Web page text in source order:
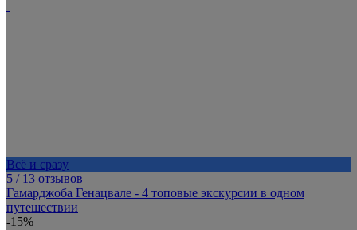
Всё и сразу
5 / 13 отзывов
Гамарджоба Генацвале - 4 топовые экскурсии в одном
путешествии
-15%